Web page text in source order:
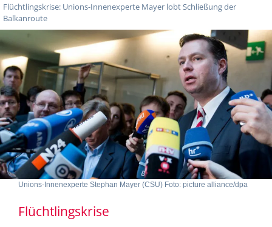
Flüchtlingskrise: Unions-Innenexperte Mayer lobt Schließung der
Balkanroute
Unions-Innenexperte Stephan Mayer (CSU) Foto: picture alliance/dpa
Flüchtlingskrise